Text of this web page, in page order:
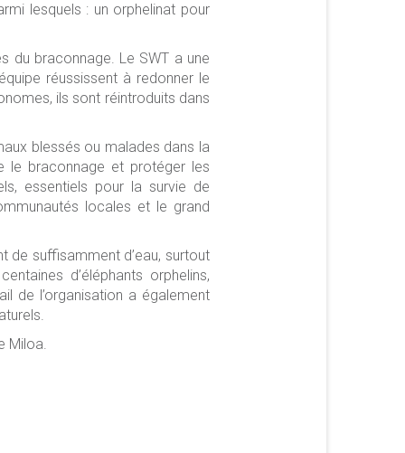
lesquels : un orphelinat pour
du braconnage. Le SWT a une
réussissent à redonner le
ils sont réintroduits dans
blessés ou malades dans la
le braconnage et protéger les
essentiels pour la survie de
locales et le grand
de suffisamment d’eau, surtout
d’éléphants orphelins,
de l’organisation a également
Miloa.